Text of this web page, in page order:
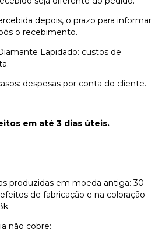
depois, o prazo para informar
o recebimento.
Lapidado: custos de
despesas por conta do cliente.
em até 3 dias úteis.
produzidas em moeda antiga: 30
de fabricação e na coloração
não cobre: